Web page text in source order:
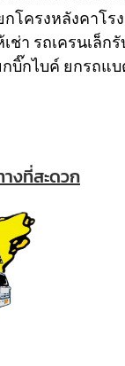
กโครงหลังคาโ
ช่า รถเครนเล็ก
บิ๊กไบค์ ยกรถแ
งที่สะดวก